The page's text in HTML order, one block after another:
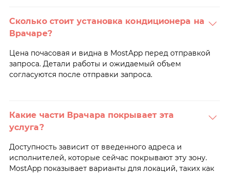
Сколько стоит установка кондиционера на
Врачаре?
Цена почасовая и видна в MostApp перед отправкой
запроса. Детали работы и ожидаемый объем
согласуются после отправки запроса.
Какие части Врачара покрывает эта
услуга?
Доступность зависит от введенного адреса и
исполнителей, которые сейчас покрывают эту зону.
MostApp показывает варианты для локаций, таких как